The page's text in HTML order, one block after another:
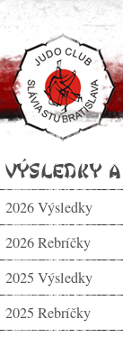
Výsledky
2026 Výsledky
2026 Rebríčky
2025 Výsledky
2025 Rebríčky